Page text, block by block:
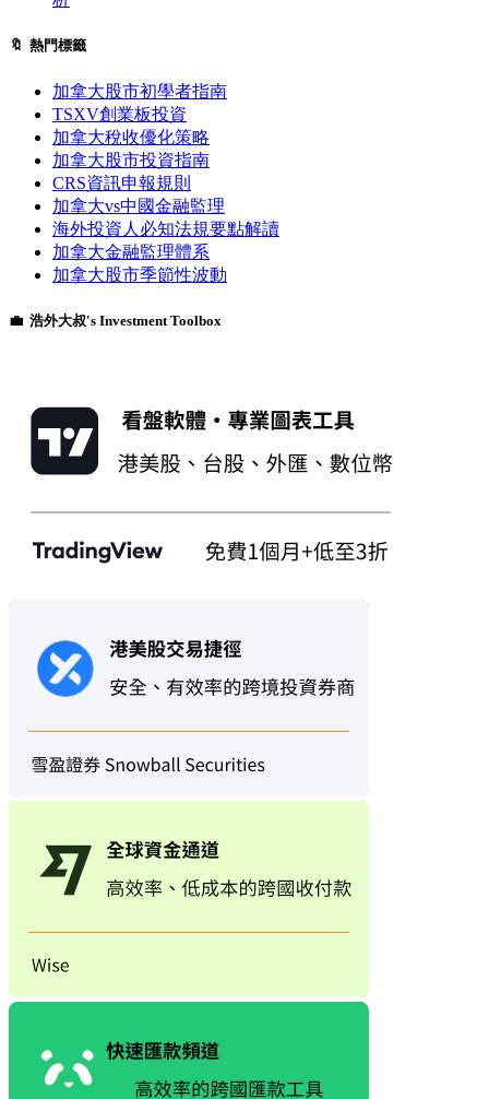
🔖 熱門標籤
加拿大股市初學者指南
TSXV創業板投資
加拿大稅收優化策略
加拿大股市投資指南
CRS資訊申報規則
加拿大vs中國金融監理
海外投資人必知法規要點解讀
加拿大金融監理體系
加拿大股市季節性波動
💼 浩外大叔's Investment Toolbox